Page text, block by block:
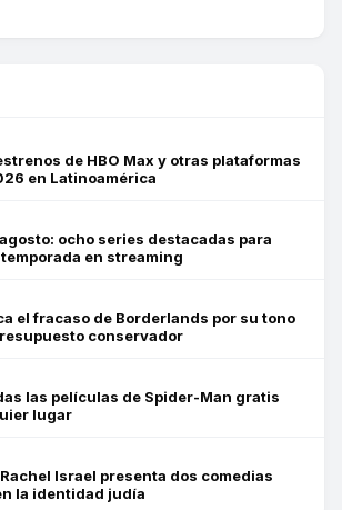
de HBO Max y otras plataformas
en Latinoamérica
ocho series destacadas para
en streaming
el fracaso de Borderlands por su tono
conservador
las películas de Spider-Man gratis
lugar
Israel presenta dos comedias
la identidad judía